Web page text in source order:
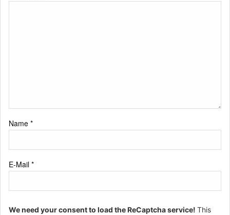
Name *
E-Mail *
We need your consent to load the ReCaptcha service! This